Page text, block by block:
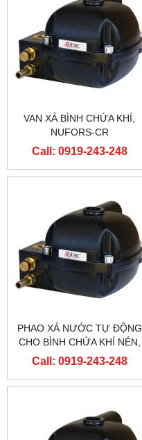
VAN XẢ BÌNH CHỨA KHÍ,
NUFORS-CR
Call: 0919-243-248
PHAO XẢ NƯỚC TỰ ĐỘNG
CHO BÌNH CHỨA KHÍ NÉN,
NUFORS-CR
Call: 0919-243-248